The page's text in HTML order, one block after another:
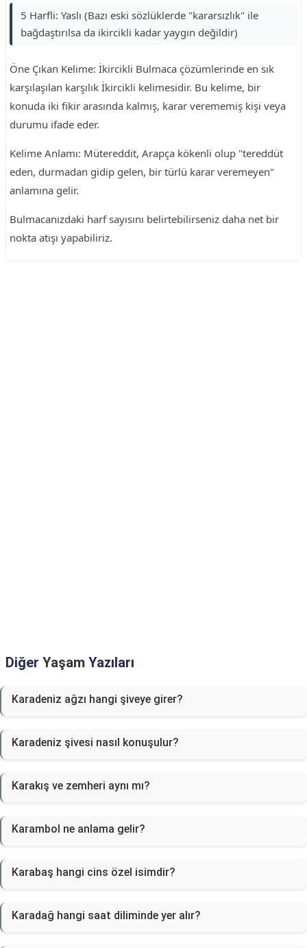
5 Harfli: Yaslı (Bazı eski sözlüklerde "kararsızlık" ile
bağdaştırılsa da ikircikli kadar yaygın değildir)
Öne Çıkan Kelime: İkircikli Bulmaca çözümlerinde en sık
karşılaşılan karşılık İkircikli kelimesidir. Bu kelime, bir
konuda iki fikir arasında kalmış, karar verememiş kişi veya
durumu ifade eder.
Kelime Anlamı: Mütereddit, Arapça kökenli olup "tereddüt
eden, durmadan gidip gelen, bir türlü karar veremeyen"
anlamına gelir.
Bulmacanızdaki harf sayısını belirtebilirseniz daha net bir
nokta atışı yapabiliriz.
Diğer Yaşam Yazıları
Karadeniz ağzı hangi şiveye girer?
Karadeniz şivesi nasıl konuşulur?
Karakış ve zemheri aynı mı?
Karambol ne anlama gelir?
Karabaş hangi cins özel isimdir?
Karadağ hangi saat diliminde yer alır?